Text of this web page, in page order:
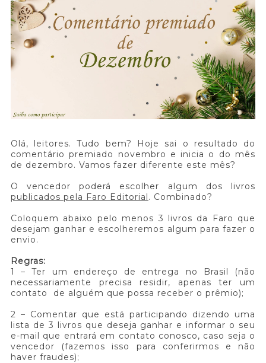
Olá, leitores. Tudo bem? Hoje sai o resultado do
comentário premiado novembro e inicia o do mês
de dezembro. Vamos fazer diferente este mês?
O vencedor poderá escolher algum dos livros
publicados pela Faro Editorial. Combinado?
Coloquem abaixo pelo menos 3 livros da Faro que
desejam ganhar e escolheremos algum para fazer o
envio.
Regras:
1 – Ter um endereço de entrega no Brasil (não
necessariamente precisa residir, apenas ter um
contato de alguém que possa receber o prêmio);
2 – Comentar que está participando dizendo uma
lista de 3 livros que deseja ganhar e informar o seu
e-mail que entrará em contato conosco, caso seja o
vencedor (fazemos isso para conferirmos e não
haver fraudes);